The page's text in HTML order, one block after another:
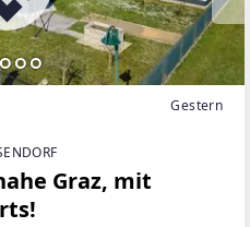
Gestern
Graz, mit